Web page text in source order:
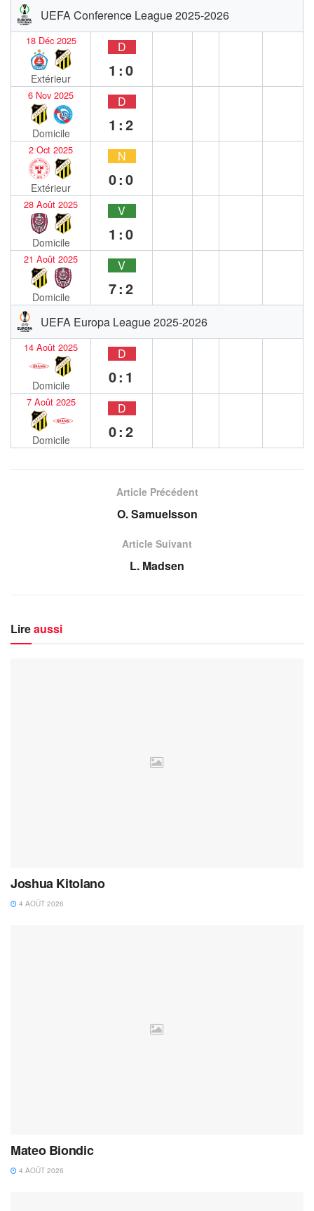
UEFA Conference League 2025-2026
18 Déc 2025
Extérieur
D
1:0
6 Nov 2025
Domicile
D
1:2
2 Oct 2025
Extérieur
N
0:0
28 Août 2025
Domicile
V
1:0
21 Août 2025
Domicile
V
7:2
UEFA Europa League 2025-2026
14 Août 2025
Domicile
D
0:1
7 Août 2025
Domicile
D
0:2
Article Précédent
O. Samuelsson
Article Suivant
L. Madsen
Lireaussi
Joshua Kitolano
4 AOÛT 2026
Mateo Biondic
4 AOÛT 2026